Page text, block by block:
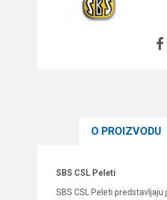
O PROIZVODU
SBS CSL Peleti
SBS CSL Peleti